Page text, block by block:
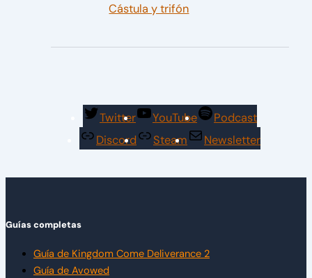
Cástula y trifón
Twitter YouTube
Podcast
Discord
Steam Newsletter
Guías completas
Guía de Kingdom Come Deliverance 2
Guía de Avowed